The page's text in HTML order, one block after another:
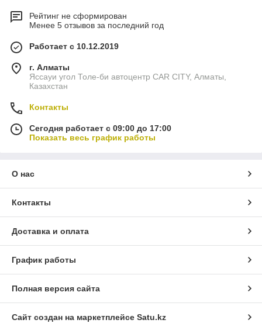
Рейтинг не сформирован
Менее 5 отзывов за последний год
Работает с 10.12.2019
г. Алматы
Яссауи угол Толе-би автоцентр CAR CITY, Алматы,
Казахстан
Контакты
Сегодня работает с 09:00 до 17:00
Показать весь график работы
О нас
Контакты
Доставка и оплата
График работы
Полная версия сайта
Сайт создан на маркетплейсе Satu.kz